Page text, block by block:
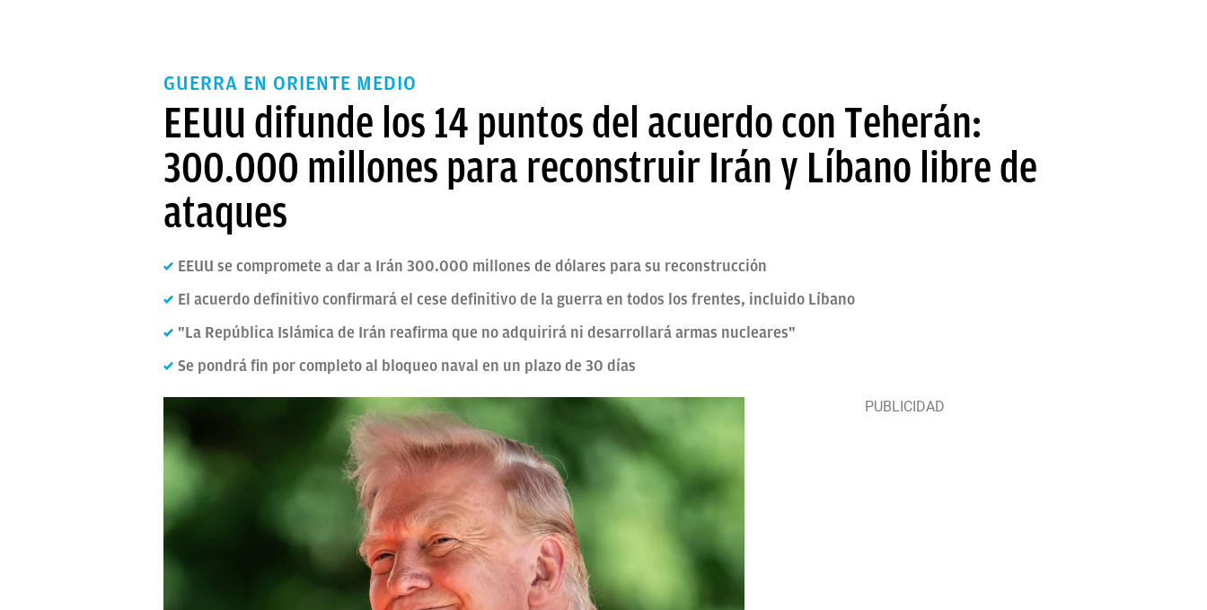
GUERRA EN ORIENTE MEDIO
EEUU difunde los 14 puntos del acuerdo con Teherán:
300.000 millones para reconstruir Irán y Líbano libre de
ataques
EEUU se compromete a dar a Irán 300.000 millones de dólares para su reconstrucción
El acuerdo definitivo confirmará el cese definitivo de la guerra en todos los frentes, incluido Líbano
"La República Islámica de Irán reafirma que no adquirirá ni desarrollará armas nucleares"
Se pondrá fin por completo al bloqueo naval en un plazo de 30 días